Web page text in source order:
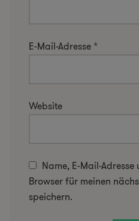
E-Mail-Adresse *
Website
Name, E-Mail-
Browser für meinen
speichern.